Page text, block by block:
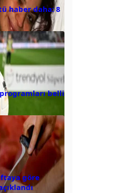
haber daha: 8
programları belli
göre